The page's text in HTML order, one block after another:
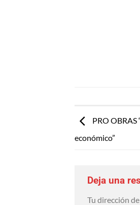
PRO
económico”
Deja una
Tu dirección